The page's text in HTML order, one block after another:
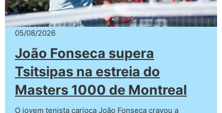
05/08/2026
João Fonseca supera
Tsitsipas na estreia do
Masters 1000 de Montreal
O jovem tenista carioca João Fonseca cravou a